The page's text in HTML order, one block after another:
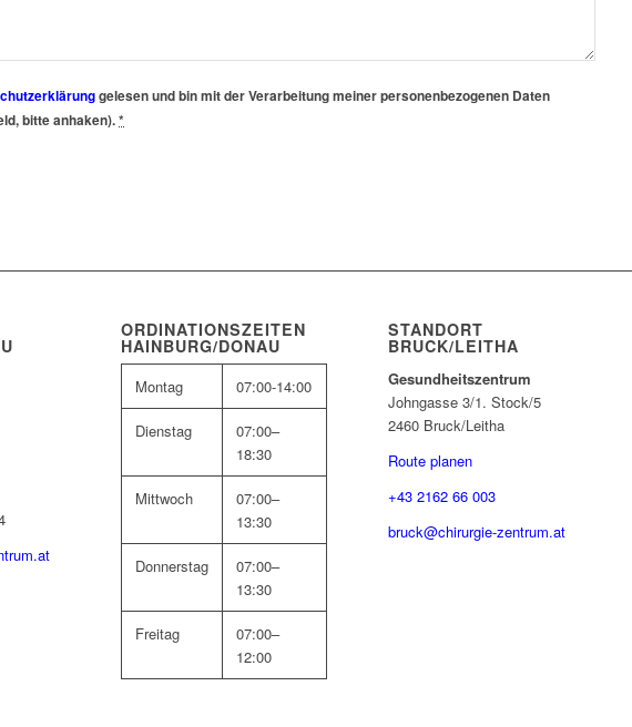
gelesen und bin mit der Verarbeitung meiner personenbezogenen Daten
bitte anhaken).*
ORDINATIONSZEITEN
HAINBURG/DONAU
Montag 07:00-14:00
Dienstag
07:00–
18:30
Mittwoch
07:00–
13:30
Donnerstag
07:00–
13:30
Freitag
07:00–
12:00
STANDORT
BRUCK/LEITHA
Gesundheitszentrum
Johngasse 3/1. Stock/5
2460 Bruck/Leitha
Route planen
+43 2162 66 003
bruck@chirurgie-zentrum.at